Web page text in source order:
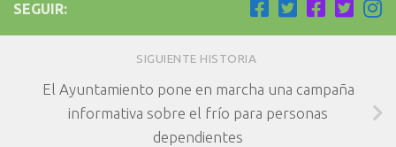
SEGUIR:
SIGUIENTE HISTORIA
El Ayuntamiento pone en marcha una campaña
informativa sobre el frío para personas
dependientes